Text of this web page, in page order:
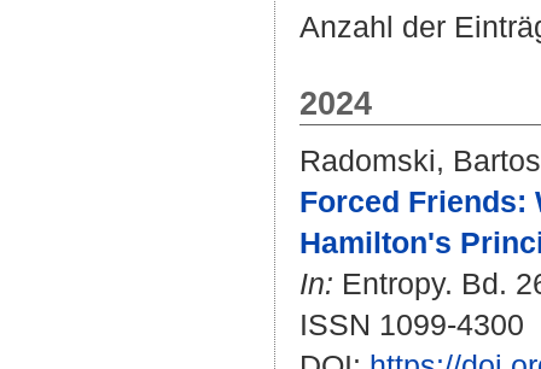
Anzahl der
2024
Radomski,
Forced Friends:
Hamilton's
In: Entropy. Bd.
ISSN 1099-4300